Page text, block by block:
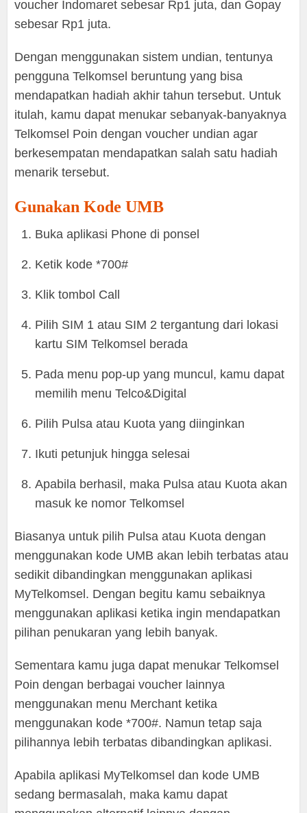
voucher Indomaret sebesar Rp1 juta, dan Gopay
sebesar Rp1 juta.
Dengan menggunakan sistem undian, tentunya
pengguna Telkomsel beruntung yang bisa
mendapatkan hadiah akhir tahun tersebut. Untuk
itulah, kamu dapat menukar sebanyak-banyaknya
Telkomsel Poin dengan voucher undian agar
berkesempatan mendapatkan salah satu hadiah
menarik tersebut.
Gunakan Kode UMB
Buka aplikasi Phone di ponsel
Ketik kode *700#
Klik tombol Call
Pilih SIM 1 atau SIM 2 tergantung dari lokasi
kartu SIM Telkomsel berada
Pada menu pop-up yang muncul, kamu dapat
memilih menu Telco&Digital
Pilih Pulsa atau Kuota yang diinginkan
Ikuti petunjuk hingga selesai
Apabila berhasil, maka Pulsa atau Kuota akan
masuk ke nomor Telkomsel
Biasanya untuk pilih Pulsa atau Kuota dengan
menggunakan kode UMB akan lebih terbatas atau
sedikit dibandingkan menggunakan aplikasi
MyTelkomsel. Dengan begitu kamu sebaiknya
menggunakan aplikasi ketika ingin mendapatkan
pilihan penukaran yang lebih banyak.
Sementara kamu juga dapat menukar Telkomsel
Poin dengan berbagai voucher lainnya
menggunakan menu Merchant ketika
menggunakan kode *700#. Namun tetap saja
pilihannya lebih terbatas dibandingkan aplikasi.
Apabila aplikasi MyTelkomsel dan kode UMB
sedang bermasalah, maka kamu dapat